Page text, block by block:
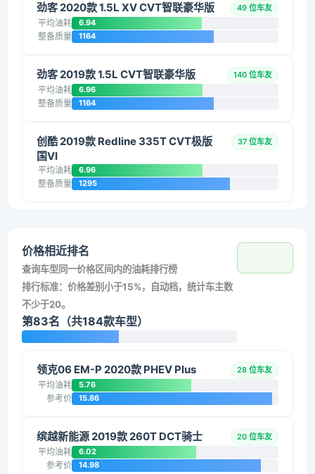
劲客 2020款 1.5L XV CVT智联豪华版 49 位车友
平均油耗 6.94
整备质量 1164
劲客 2019款 1.5L CVT智联豪华版 140 位车友
平均油耗 6.96
整备质量 1164
创酷 2019款 Redline 335T CVT极版
国VI
37 位车友
平均油耗 6.96
整备质量 1295
价格相近排名
查询车型同一价格区间内的油耗排行榜
排行标准：价格差别小于15%，自动档，统计车主数
不少于20。
第83名（共184款车型）
领克06 EM-P 2020款 PHEV Plus 28 位车友
平均油耗 5.76
参考价 15.86
缤越新能源 2019款 260T DCT骑士 20 位车友
平均油耗 6.02
参考价 14.98